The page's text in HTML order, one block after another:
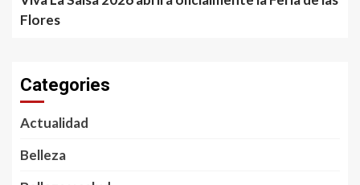
Flores
Categories
Actualidad
Belleza